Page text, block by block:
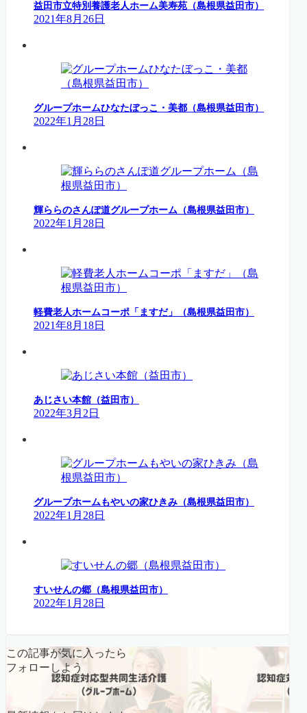
益田市立特別養護老人ホーム美寿苑（島根県益田市）
2021年8月26日
グループホームひなたぼっこ・美都（島根県益田市）
2022年1月28日
輝ららのさんぽ道グループホーム（島根県益田市）
2022年1月28日
軽費老人ホームコーポ「ますだ」（島根県益田市）
2021年8月18日
あじさい本館（益田市）
2022年3月2日
グループホームもやいの家ひきみ（島根県益田市）
2022年1月28日
すいせんの郷（島根県益田市）
2022年1月28日
この記事が気に入ったら
フォローしよう